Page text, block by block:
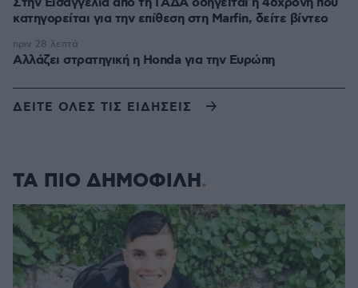
κατηγορείται για την επίθεση στη Marfin, δείτε βίντεο
Αλλάζει στρατηγική η Honda για την Ευρώπη
πριν 28 λεπτά
ΔΕΙΤΕ ΟΛΕΣ ΤΙΣ ΕΙΔΗΣΕΙΣ
ΤΑ ΠΙΟ ΔΗΜΟΦΙΛΗ